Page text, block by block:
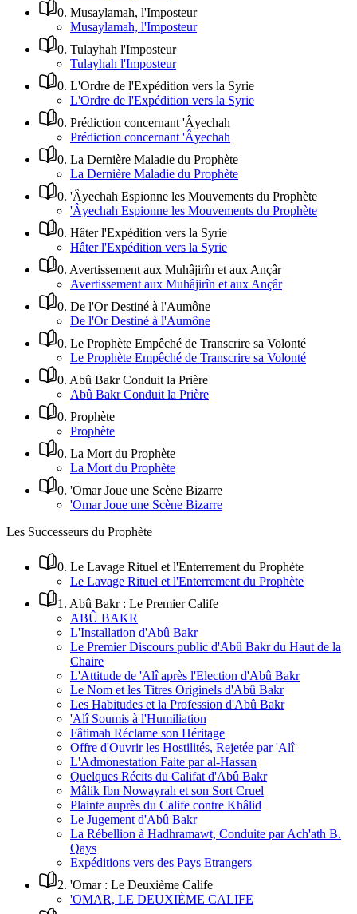
0. Musaylamah, l'Imposteur
Musaylamah, l'Imposteur
0. Tulayhah l'Imposteur
Tulayhah l'Imposteur
0. L'Ordre de l'Expédition vers la Syrie
L'Ordre de l'Expédition vers la Syrie
0. Prédiction concernant 'Âyechah
Prédiction concernant 'Âyechah
0. La Dernière Maladie du Prophète
La Dernière Maladie du Prophète
0. 'Âyechah Espionne les Mouvements du Prophète
'Âyechah Espionne les Mouvements du Prophète
0. Hâter l'Expédition vers la Syrie
Hâter l'Expédition vers la Syrie
0. Avertissement aux Muhâjirîn et aux Ançâr
Avertissement aux Muhâjirîn et aux Ançâr
0. De l'Or Destiné à l'Aumône
De l'Or Destiné à l'Aumône
0. Le Prophète Empêché de Transcrire sa Volonté
Le Prophète Empêché de Transcrire sa Volonté
0. Abû Bakr Conduit la Prière
Abû Bakr Conduit la Prière
0. Prophète
Prophète
0. La Mort du Prophète
La Mort du Prophète
0. 'Omar Joue une Scène Bizarre
'Omar Joue une Scène Bizarre
Les Successeurs du Prophète
0. Le Lavage Rituel et l'Enterrement du Prophète
Le Lavage Rituel et l'Enterrement du Prophète
1 . Abû Bakr : Le Premier Calife
ABÛ BAKR
L'Installation d'Abû Bakr
Le Premier Discours public d'Abû Bakr du Haut de la
Chaire
L'Attitude de 'Alî après l'Election d'Abû Bakr
Le Nom et les Titres Originels d'Abû Bakr
Les Habitudes et la Profession d'Abû Bakr
'Alî Soumis à l'Humiliation
Fâtimah Réclame son Héritage
Offre d'Ouvrir les Hostilités, Rejetée par 'Alî
L'Admonestation Faite par al-Hassan
Quelques Récits du Califat d'Abû Bakr
Mâlik Ibn Nowayrah et son Sort Cruel
Plainte auprès du Calife contre Khâlid
Le Jugement d'Abû Bakr
La Rébellion à Hadhramawt, Conduite par Ach'ath B.
Qays
Expéditions vers des Pays Etrangers
2. 'Omar : Le Deuxième Calife
'OMAR, LE DEUXIÈME CALIFE